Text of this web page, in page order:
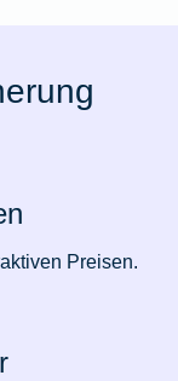
Preisen.